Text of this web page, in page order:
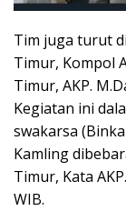
Tim juga turut
Timur, Kompol
Timur, AKP.
Kegiatan ini
swakarsa
Kamling
Timur, Kata
WIB.